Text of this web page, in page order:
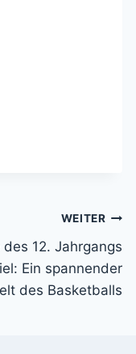
WEITER
12. Jahrgangs
Ein spannender
des Basketballs